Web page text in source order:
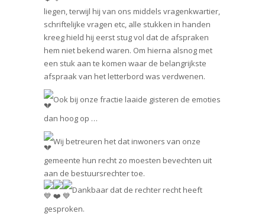
liegen, terwijl hij van ons middels vragenkwartier,
schriftelijke vragen etc, alle stukken in handen
kreeg hield hij eerst stug vol dat de afspraken
hem niet bekend waren. Om hierna alsnog met
een stuk aan te komen waar de belangrijkste
afspraak van het letterbord was verdwenen.
Ook bij onze fractie laaide gisteren de emoties
dan hoog op …
Wij betreuren het dat inwoners van onze
gemeente hun recht zo moesten bevechten uit
aan de bestuursrechter toe.
Dankbaar dat de rechter recht heeft
gesproken.